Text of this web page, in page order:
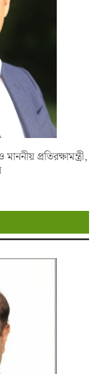
প্রতিরক্ষামন্ত্রী,